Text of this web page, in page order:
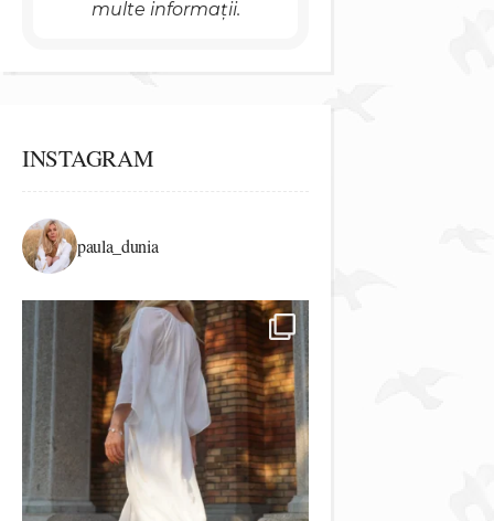
multe informații.
INSTAGRAM
paula_dunia